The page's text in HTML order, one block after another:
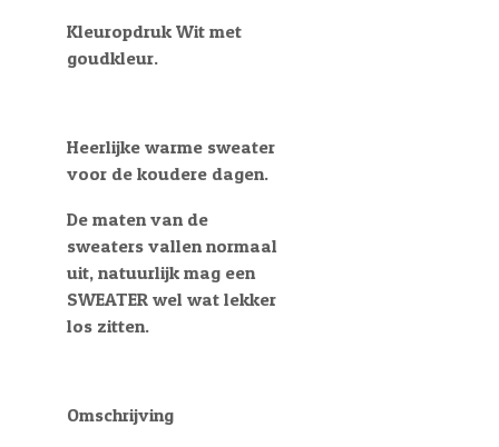
Kleuropdruk Wit met
goudkleur.
Heerlijke warme sweater
voor de koudere dagen.
De maten van de
sweaters vallen normaal
uit, natuurlijk mag een
SWEATER wel wat lekker
los zitten.
Omschrijving